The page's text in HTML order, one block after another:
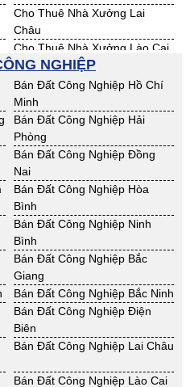
Cho Thuê Nhà Xưởng Lai
Châu
Cho Thuê Nhà Xưởng Lào Cai
Cho Thuê Nhà Xưởng Phú Thọ
Cho Thuê Nhà Xưởng Thái
Bình
Cho Thuê Nhà Xưởng Tuyên
Quang
Cho Thuê Nhà Xưởng Thừa T.
Huế
Cho Thuê Nhà Xưởng Lâm
Đồng
Cho Thuê Nhà Xưởng Bình
Thuận
Cho Thuê Nhà Xưởng ĐắkLắk
Cho Thuê Nhà Xưởng Hà Tĩnh
Cho Thuê Nhà Xưởng Nghệ An
Cho Thuê Nhà Xưởng Phú Yên
NGHIỆP
Bán Đất Công Nghiệp Hồ Chí
Minh
Bán Đất Công Nghiệp Hải
Phòng
Bán Đất Công Nghiệp Đồng
Nai
Bán Đất Công Nghiệp Hòa
Bình
Bán Đất Công Nghiệp Ninh
Bình
Bán Đất Công Nghiệp Bắc
Giang
Bán Đất Công Nghiệp Bắc Ninh
Bán Đất Công Nghiệp Điện
Biên
Bán Đất Công Nghiệp Lai Châu
Bán Đất Công Nghiệp Lào Cai